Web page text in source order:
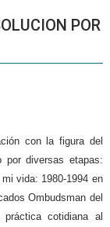
POR
con la figura del
por diversas etapas:
vida: 1980-1994 en
Ombudsman del
cotidiana al